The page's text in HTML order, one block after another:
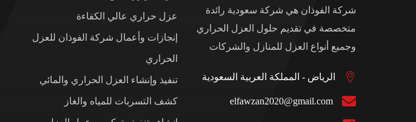
شركة الفوذان هي شركة سعودية رائدة
متخصصة في تقديم حلول العزل الحراري
وجميع أنواع العزل للمنازل والشركات
الرياض - المملكة العربية السعودية
elfawzan2020@gmail.com
عزل حراري عالي الكفاءة
إنجازات وأعمال شركة الفوذان للعزل
الحراري
تنفيذ وإنشاء العزل الحراري والمائي
كشف التسربات للمياه والغاز